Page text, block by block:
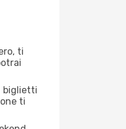
ti
biglietti
ti